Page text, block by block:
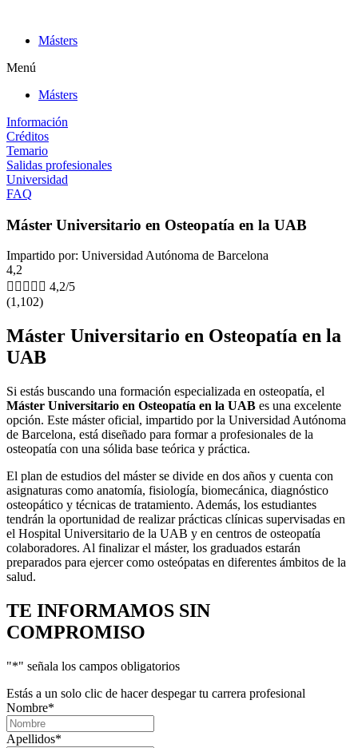
contenidoMásters
Menú
Másters
Información
Créditos
Temario
Salidas profesionales
Universidad
FAQ
Máster Universitario en Osteopatía en la UAB
Impartido por: Universidad Autónoma de Barcelona
4,2
     4,2/5
(1,102)
Máster Universitario en Osteopatía en la
UAB
Si estás buscando una formación especializada en osteopatía, el
Máster Universitario en Osteopatía en la UAB es una excelente
opción. Este máster oficial, impartido por la Universidad Autónoma
de Barcelona, está diseñado para formar a profesionales de la
osteopatía con una sólida base teórica y práctica.
El plan de estudios del máster se divide en dos años y cuenta con
asignaturas como anatomía, fisiología, biomecánica, diagnóstico
osteopático y técnicas de tratamiento. Además, los estudiantes
tendrán la oportunidad de realizar prácticas clínicas supervisadas en
el Hospital Universitario de la UAB y en centros de osteopatía
colaboradores. Al finalizar el máster, los graduados estarán
preparados para ejercer como osteópatas en diferentes ámbitos de la
salud.
TE INFORMAMOS SIN
COMPROMISO
"*" señala los campos obligatorios
Estás a un solo clic de hacer despegar tu carrera profesional
Nombre*
Apellidos*